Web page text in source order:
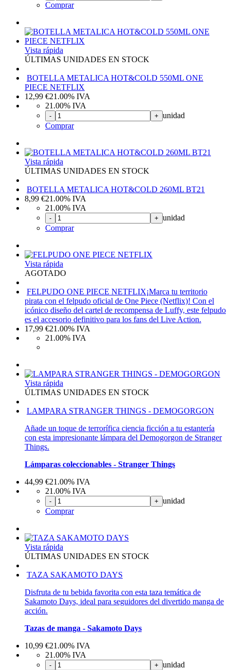
Comprar
Vista rápida
ÚLTIMAS UNIDADES EN STOCK
BOTELLA METALICA HOT&COLD 550ML ONE
PIECE NETFLIX
12,99 €21.00% IVA
21.00% IVA
- + unidad
Comprar
Vista rápida
ÚLTIMAS UNIDADES EN STOCK
BOTELLA METALICA HOT&COLD 260ML BT21
8,99 €21.00% IVA
21.00% IVA
- + unidad
Comprar
Vista rápida
AGOTADO
FELPUDO ONE PIECE NETFLIX¡Marca tu territorio
pirata con el felpudo oficial de One Piece (Netflix)! Con el
icónico diseño del cartel de recompensa de Luffy, este felpudo
es el accesorio definitivo para los fans del Live Action.
17,99 €21.00% IVA
21.00% IVA
Vista rápida
ÚLTIMAS UNIDADES EN STOCK
LAMPARA STRANGER THINGS - DEMOGORGON
Añade un toque de terrorífica ciencia ficción a tu estantería
con esta impresionante lámpara del Demogorgon de Stranger
Things.
Lámparas coleccionables - Stranger Things
44,99 €21.00% IVA
21.00% IVA
- + unidad
Comprar
Vista rápida
ÚLTIMAS UNIDADES EN STOCK
TAZA SAKAMOTO DAYS
Disfruta de tu bebida favorita con esta taza temática de
Sakamoto Days, ideal para seguidores del divertido manga de
acción.
Tazas de manga - Sakamoto Days
10,99 €21.00% IVA
21.00% IVA
- + unidad